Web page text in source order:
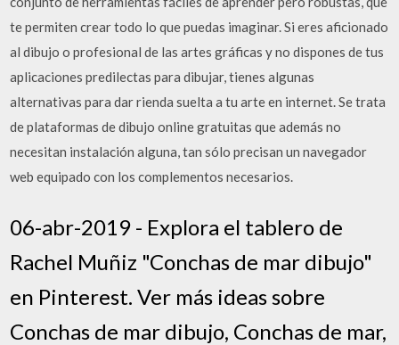
te permiten crear todo lo que puedas imaginar. Si eres aficionado
al dibujo o profesional de las artes gráficas y no dispones de tus
aplicaciones predilectas para dibujar, tienes algunas
alternativas para dar rienda suelta a tu arte en internet. Se trata
de plataformas de dibujo online gratuitas que además no
necesitan instalación alguna, tan sólo precisan un navegador
web equipado con los complementos necesarios.
06-abr-2019 - Explora el tablero de
Rachel Muñiz "Conchas de mar dibujo"
en Pinterest. Ver más ideas sobre
Conchas de mar dibujo, Conchas de mar,